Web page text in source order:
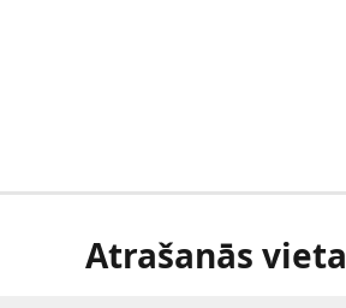
Atrašanās vieta